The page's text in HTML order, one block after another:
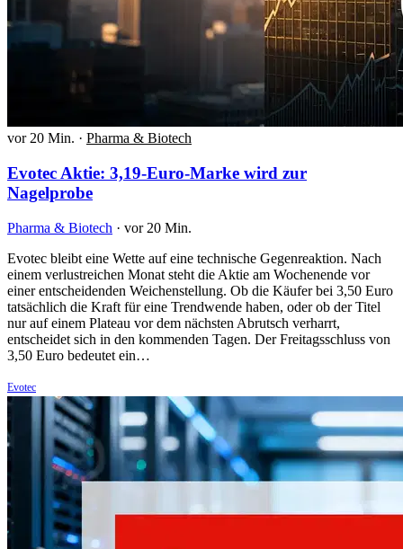
vor 20 Min. · Pharma & Biotech
Evotec Aktie: 3,19-Euro-Marke wird zur
Nagelprobe
Pharma & Biotech · vor 20 Min.
Evotec bleibt eine Wette auf eine technische Gegenreaktion. Nach
einem verlustreichen Monat steht die Aktie am Wochenende vor
einer entscheidenden Weichenstellung. Ob die Käufer bei 3,50 Euro
tatsächlich die Kraft für eine Trendwende haben, oder ob der Titel
nur auf einem Plateau vor dem nächsten Abrutsch verharrt,
entscheidet sich in den kommenden Tagen. Der Freitagsschluss von
3,50 Euro bedeutet ein…
Evotec